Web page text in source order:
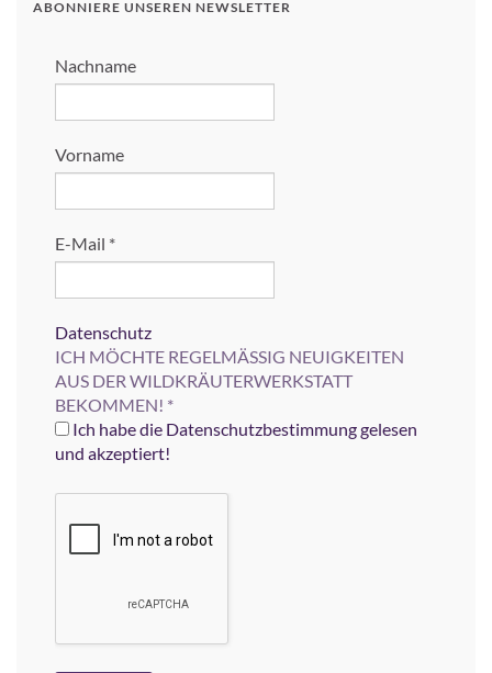
ABONNIERE UNSEREN NEWSLETTER
Nachname
Vorname
E-Mail *
Datenschutz
ICH MÖCHTE REGELMÄSSIG NEUIGKEITEN
AUS DER WILDKRÄUTERWERKSTATT
BEKOMMEN! *
Ich habe die Datenschutzbestimmung gelesen
und akzeptiert!